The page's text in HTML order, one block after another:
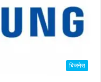
बिजनेस